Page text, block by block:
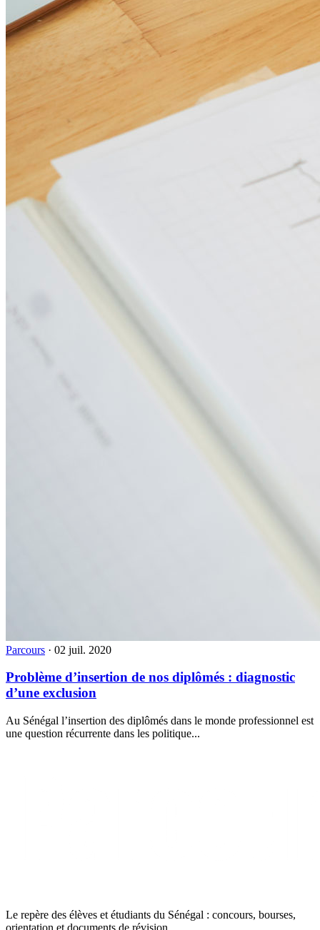
Parcours · 02 juil. 2020
Problème d’insertion de nos diplômés : diagnostic
d’une exclusion
Au Sénégal l’insertion des diplômés dans le monde professionnel est
une question récurrente dans les politique...
Le repère des élèves et étudiants du Sénégal : concours, bourses,
orientation et documents de révision.